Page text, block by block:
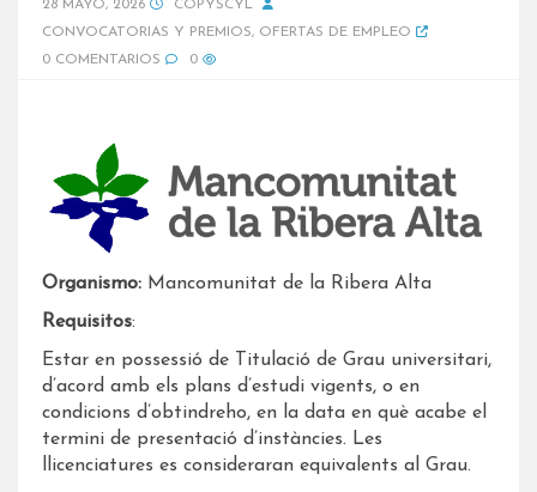
28 MAYO, 2026
COPYSCYL
CONVOCATORIAS Y PREMIOS, OFERTAS DE EMPLEO
0 COMENTARIOS
0
Organismo: Mancomunitat de la Ribera Alta
Requisitos:
Estar en possessió de Titulació de Grau universitari,
d’acord amb els plans d’estudi vigents, o en
condicions d’obtindreho, en la data en què acabe el
termini de presentació d’instàncies. Les
llicenciatures es consideraran equivalents al Grau.